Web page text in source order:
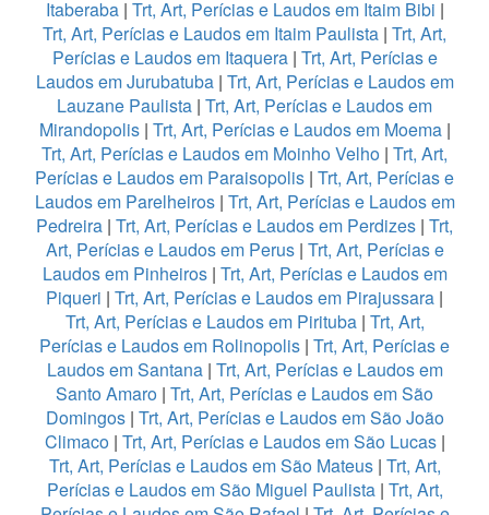
Itaberaba| Trt, Art, Perícias e Laudos em Itaim Bibi |
Trt, Art, Perícias e Laudos em Itaim Paulista | Trt, Art,
Perícias e Laudos em Itaquera| Trt, Art, Perícias e
Laudos em Jurubatuba| Trt, Art, Perícias e Laudos em
Lauzane Paulista | Trt, Art, Perícias e Laudos em
Mirandopolis| Trt, Art, Perícias e Laudos em Moema|
Trt, Art, Perícias e Laudos em Moinho Velho | Trt, Art,
Perícias e Laudos em Paraisopolis | Trt, Art, Perícias e
Laudos em Parelheiros| Trt, Art, Perícias e Laudos em
Pedreira | Trt, Art, Perícias e Laudos em Perdizes | Trt,
Art, Perícias e Laudos em Perus| Trt, Art, Perícias e
Laudos em Pinheiros| Trt, Art, Perícias e Laudos em
Piqueri | Trt, Art, Perícias e Laudos em Pirajussara |
Trt, Art, Perícias e Laudos em Pirituba| Trt, Art,
Perícias e Laudos em Rolinopolis | Trt, Art, Perícias e
Laudos em Santana| Trt, Art, Perícias e Laudos em
Santo Amaro | Trt, Art, Perícias e Laudos em São
Domingos| Trt, Art, Perícias e Laudos em São João
Climaco| Trt, Art, Perícias e Laudos em São Lucas|
Trt, Art, Perícias e Laudos em São Mateus | Trt, Art,
Perícias e Laudos em São Miguel Paulista| Trt, Art,